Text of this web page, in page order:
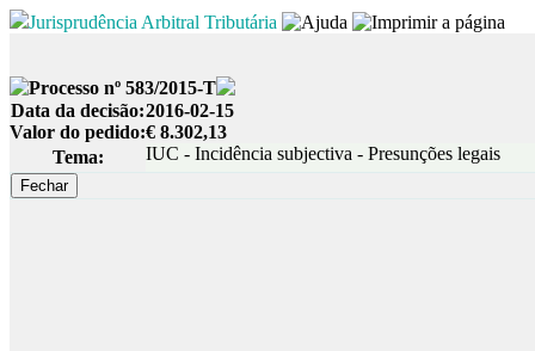
Jurisprudência Arbitral Tributária
Processo nº 583/2015-T
Data da decisão:2016-02-15
Valor do pedido:€ 8.302,13
Tema:
IUC - Incidência subjectiva - Presunções legais